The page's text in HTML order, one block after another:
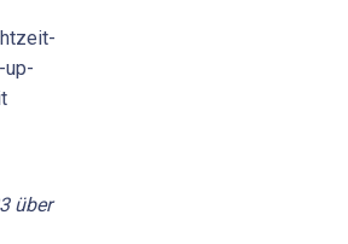
up-
über